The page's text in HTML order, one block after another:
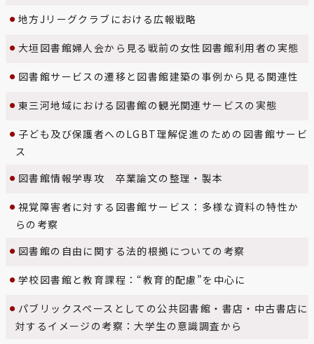
地方Jリーグクラブにおける広報戦略
大垣図書館婦人会から見る戦前の女性図書館利用者の実態
図書館サービスの遷移と図書館建築の事例から見る関連性
東三河地域における図書館の観光関連サービスの実態
子ども及び保護者へのLGBT理解促進のための図書館サービ
ス
図書館情報学専攻 卒業論文の整理・製本
視覚障害者に対する図書館サービス：多様な資料の特性か
らの考察
図書館の自由に関する法的根拠についての考察
学校図書館と教育課程：“教育的配慮”を中心に
パブリックスペースとしての公共図書館・書店・中古書店に
対するイメージの考察：大学生の意識調査から